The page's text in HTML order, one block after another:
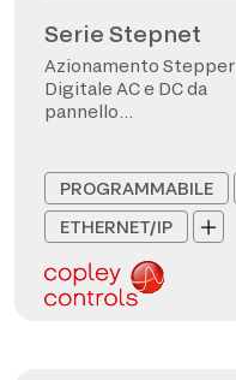
Serie Stepnet
Azionamento Stepper
Digitale AC e DC da
pannello
PROGRAMMABILE
ETHERNET/IP